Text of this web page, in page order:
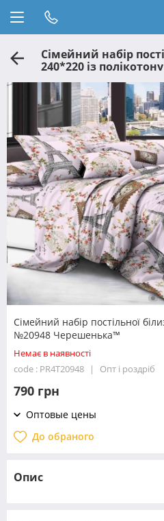
Сімейний набір
240*220 із
Черешенька™
Сімейний набір постільної
№20948 Черешенька™
Немає в наявності
code : PR4T20948
Опт і роздріб
790 грн
Оптовые цены
До обраного
Опис